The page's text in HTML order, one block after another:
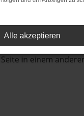
in einem
Alle akzeptieren